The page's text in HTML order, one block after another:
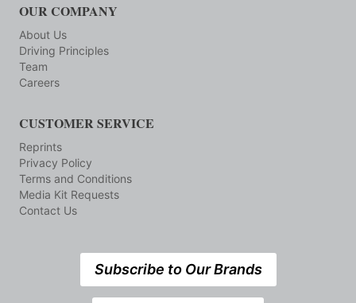
OUR COMPANY
About Us
Driving Principles
Team
Careers
CUSTOMER SERVICE
Reprints
Privacy Policy
Terms and Conditions
Media Kit Requests
Contact Us
Subscribe to Our Brands